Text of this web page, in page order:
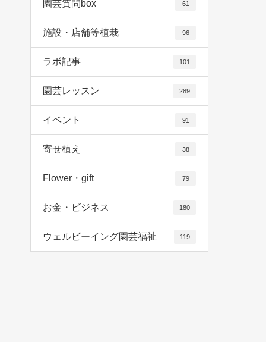
園芸質問box 61
施設・店舗等植栽 96
ラボ記事 101
園芸レッスン 289
イベント 91
寄せ植え 38
Flower・gift 79
お金・ビジネス 180
ウェルビーイング園芸福祉 119